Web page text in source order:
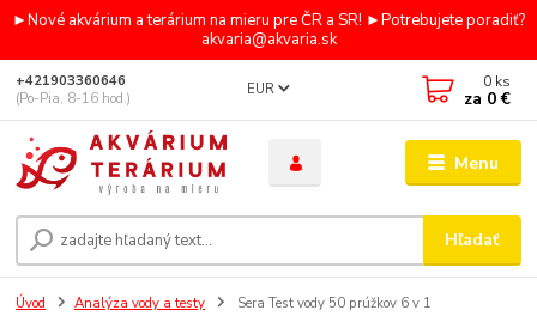
►Nové akvárium a terárium na mieru pre ČR a SR! ►Potrebujete poradiť?
akvaria@akvaria.sk
Menu
EUR
Hľadať
+421903360646
(Po-Pia, 8-16 hod.)
0 ks
za 0 €
Úvod Analýza vody a testy Sera Test vody 50 prúžkov 6 v 1